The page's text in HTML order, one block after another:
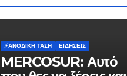
⚡️ΑΝΟΔΙΚΉ ΤΆΣΗ ΕΙΔΉΣΕΙΣ
MERCOSUR: Αυτό